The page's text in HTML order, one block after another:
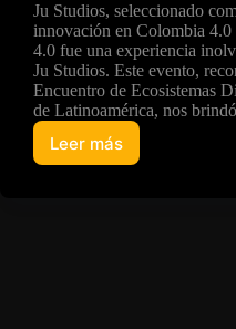
Ju Studios, seleccionado
innovación en Colombia
4.0 fue una experiencia
Ju Studios. Este evento,
Encuentro de Ecosistemas
de Latinoamérica, nos
Leer más
Ju